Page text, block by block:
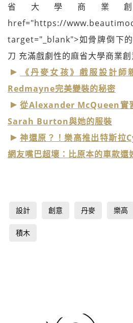
省大學商業
href="https://
target="_blank">如骨牌倒下
刀 充滿戲劇性的麻省大學商業
《丹麥女孩》戲服設計
Redmayne完美變裝的秘密
從Alexander McQueen實
Sarah Burton與她的服裝
神還原？！樂高推出特斯拉
網友嘴巴超壞：比原本的車款還
設計 創意 丹麥 樂高
積木